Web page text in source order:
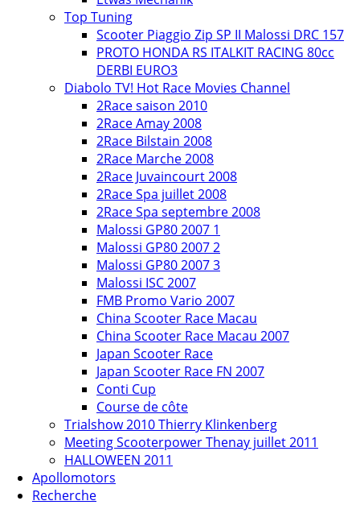
Top Tuning
Scooter Piaggio Zip SP II Malossi DRC 157
PROTO HONDA RS ITALKIT RACING 80cc
DERBI EURO3
Diabolo TV! Hot Race Movies Channel
2Race saison 2010
2Race Amay 2008
2Race Bilstain 2008
2Race Marche 2008
2Race Juvaincourt 2008
2Race Spa juillet 2008
2Race Spa septembre 2008
Malossi GP80 2007 1
Malossi GP80 2007 2
Malossi GP80 2007 3
Malossi ISC 2007
FMB Promo Vario 2007
China Scooter Race Macau
China Scooter Race Macau 2007
Japan Scooter Race
Japan Scooter Race FN 2007
Conti Cup
Course de côte
Trialshow 2010 Thierry Klinkenberg
Meeting Scooterpower Thenay juillet 2011
HALLOWEEN 2011
Apollomotors
Recherche